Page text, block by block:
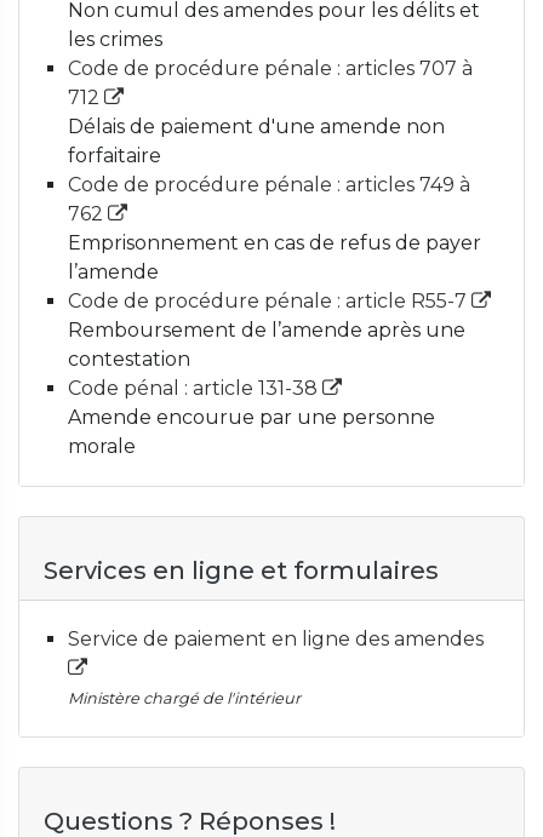
Non cumul des amendes pour les délits et
les crimes
Code de procédure pénale : articles 707 à
712
Délais de paiement d'une amende non
forfaitaire
Code de procédure pénale : articles 749 à
762
Emprisonnement en cas de refus de payer
l’amende
Code de procédure pénale : article R55-7
Remboursement de l’amende après une
contestation
Code pénal : article 131-38
Amende encourue par une personne
morale
Services en ligne et formulaires
Service de paiement en ligne des amendes
Ministère chargé de l'intérieur
Questions ? Réponses !